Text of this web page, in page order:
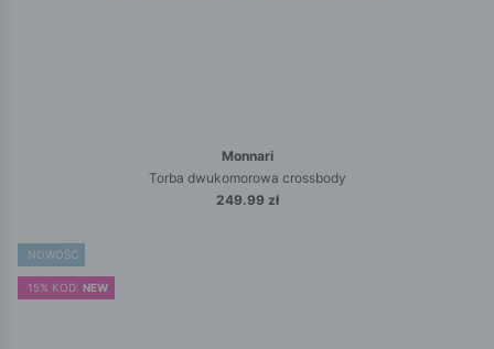
Monnari
Torba dwukomorowa crossbody
249.99 zł
NOWOŚĆ
15% KOD: NEW